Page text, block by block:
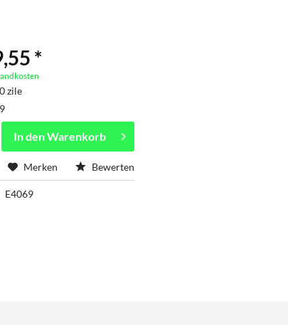
*
zile
In denWarenkorb
Merken Bewerten
E4069